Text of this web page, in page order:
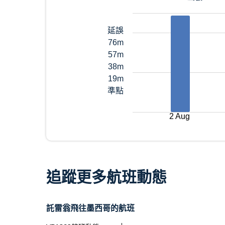
延誤
76m
57m
38m
19m
準點
2 Aug
追蹤更多航班動態
託雷翁飛往墨西哥的航班